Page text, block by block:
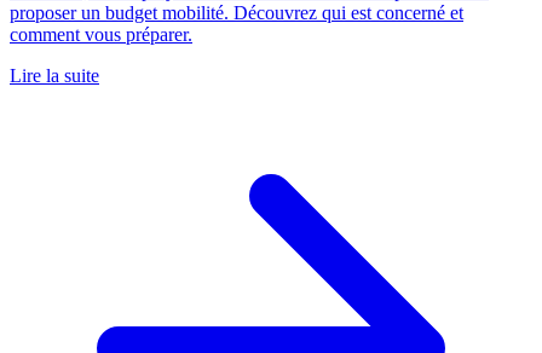
proposer un budget mobilité. Découvrez qui est concerné et
comment vous préparer.
Lire la suite